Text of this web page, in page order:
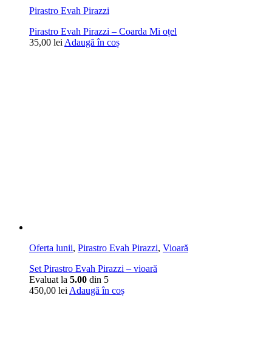
Pirastro Evah Pirazzi
Pirastro Evah Pirazzi – Coarda Mi oțel
35,00 lei Adaugă în coș
Oferta lunii, Pirastro Evah Pirazzi, Vioară
Set Pirastro Evah Pirazzi – vioară
Evaluat la 5.00 din 5
450,00 lei Adaugă în coș